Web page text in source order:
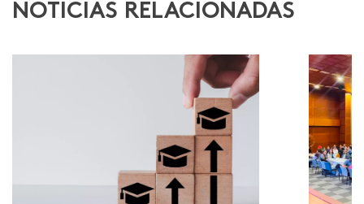
NOTICIAS RELACIONADAS